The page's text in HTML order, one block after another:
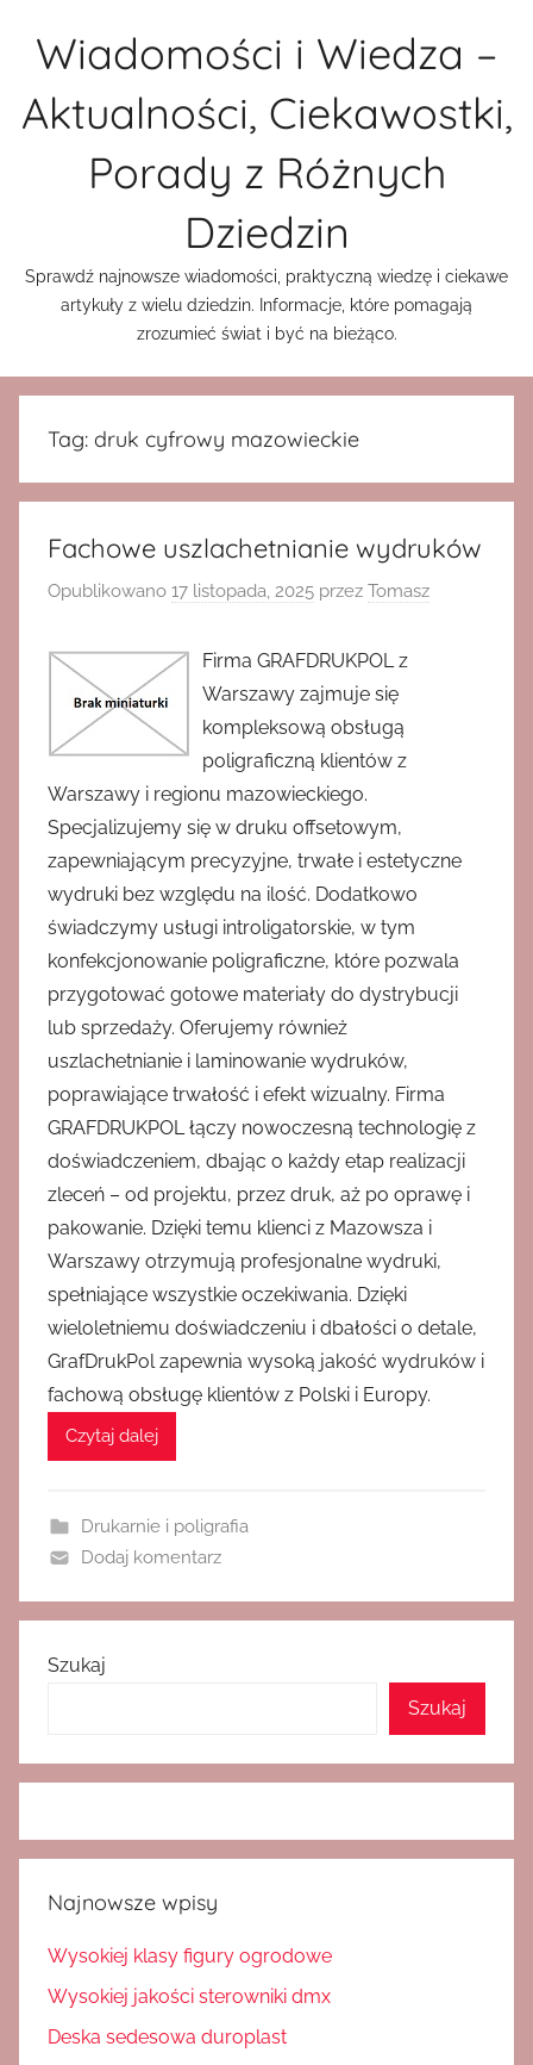
Wiadomości i Wiedza –
Aktualności, Ciekawostki,
Porady z Różnych
Dziedzin
Sprawdź najnowsze wiadomości, praktyczną wiedzę i ciekawe
artykuły z wielu dziedzin. Informacje, które pomagają
zrozumieć świat i być na bieżąco.
Tag: druk cyfrowy mazowieckie
Fachowe uszlachetnianie wydruków
Opublikowano 17 listopada, 2025 przez Tomasz
Firma GRAFDRUKPOL z
Warszawy zajmuje się
kompleksową obsługą
poligraficzną klientów z
Warszawy i regionu mazowieckiego.
Specjalizujemy się w druku offsetowym,
zapewniającym precyzyjne, trwałe i estetyczne
wydruki bez względu na ilość. Dodatkowo
świadczymy usługi introligatorskie, w tym
konfekcjonowanie poligraficzne, które pozwala
przygotować gotowe materiały do dystrybucji
lub sprzedaży. Oferujemy również
uszlachetnianie i laminowanie wydruków,
poprawiające trwałość i efekt wizualny. Firma
GRAFDRUKPOL łączy nowoczesną technologię z
doświadczeniem, dbając o każdy etap realizacji
zleceń – od projektu, przez druk, aż po oprawę i
pakowanie. Dzięki temu klienci z Mazowsza i
Warszawy otrzymują profesjonalne wydruki,
spełniające wszystkie oczekiwania. Dzięki
wieloletniemu doświadczeniu i dbałości o detale,
GrafDrukPol zapewnia wysoką jakość wydruków i
fachową obsługę klientów z Polski i Europy.
Czytaj dalej
Drukarnie i poligrafia
Dodaj komentarz
Szukaj
Szukaj
Najnowsze wpisy
Wysokiej klasy figury ogrodowe
Wysokiej jakości sterowniki dmx
Deska sedesowa duroplast